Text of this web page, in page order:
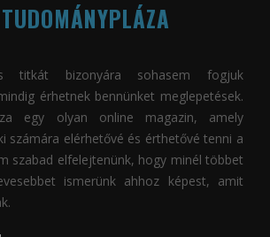
titkát bizonyára sohasem fogjuk
érhetnek bennünket meglepetések.
egy olyan online magazin, amely
számára elérhetővé és érthetővé tenni a
szabad elfelejtenünk, hogy minél többet
ismerünk ahhoz képest, amit